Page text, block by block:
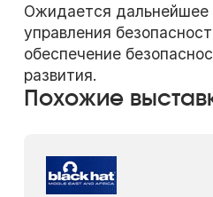
Ожидается дальнейшее
управления
обеспечение
развития.
Похожие